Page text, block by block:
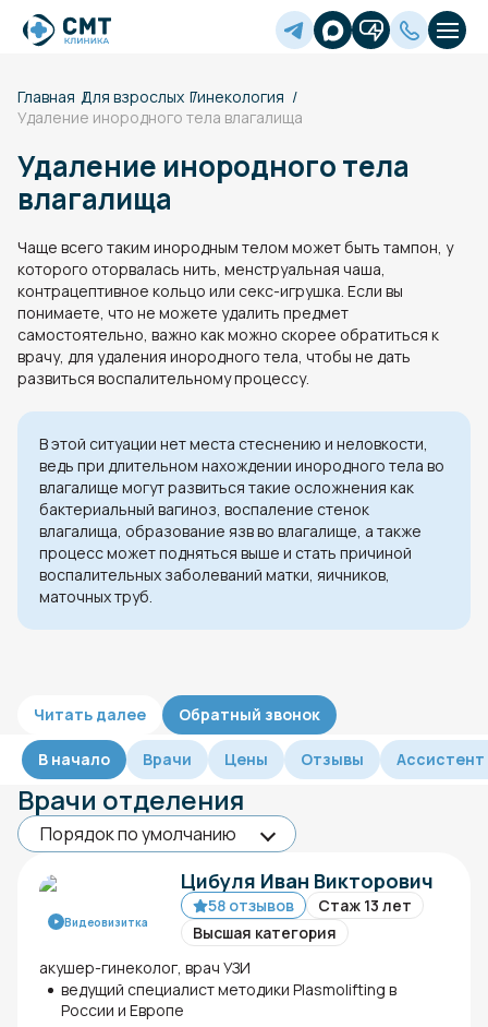
Главная Для взрослых Гинекология
Удаление инородного тела влагалища
Удаление инородного тела
влагалища
Чаще всего таким инородным телом может быть тампон, у
которого оторвалась нить, менструальная чаша,
контрацептивное кольцо или секс-игрушка. Если вы
понимаете, что не можете удалить предмет
самостоятельно, важно как можно скорее обратиться к
врачу, для удаления инородного тела, чтобы не дать
развиться воспалительному процессу.
В этой ситуации нет места стеснению и неловкости,
ведь при длительном нахождении инородного тела во
влагалище могут развиться такие осложнения как
бактериальный вагиноз, воспаление стенок
влагалища, образование язв во влагалище, а также
процесс может подняться выше и стать причиной
воспалительных заболеваний матки, яичников,
маточных труб.
Читать далее Обратный звонок
В начало Врачи Цены Отзывы
Врачи отделения
Видеовизитка
Цибуля Иван Викторович
58 отзывов
Стаж 13 лет
Высшая категория
акушер-гинеколог, врач УЗИ
ведущий специалист методики Plasmolifting в
России и Европе